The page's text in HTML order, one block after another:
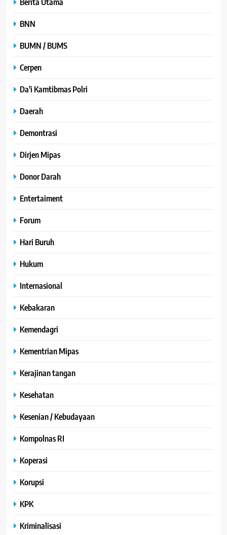
BNN
BUMN / BUMS
Cerpen
Da'i Kamtibmas Polri
Daerah
Demontrasi
Dirjen Mipas
Donor Darah
Entertaiment
Forum
Hari Buruh
Hukum
Internasional
Kebakaran
Kemendagri
Kementrian Mipas
Kerajinan tangan
Kesehatan
Kesenian / Kebudayaan
Kompolnas RI
Koperasi
Korupsi
KPK
Kriminalisasi